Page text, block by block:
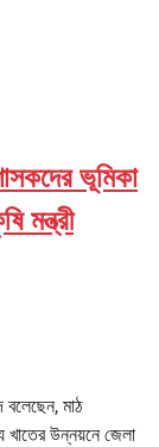
ভূমিকা
মন্ত্রী
বলেছেন, মাঠ
খাতের উন্নয়নে জেলা